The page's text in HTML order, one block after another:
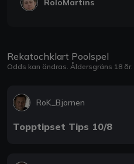
RoloMartins
Rekatochklart Poolspel
Odds kan ändras. Åldersgräns 18 år.
RoK_Bjornen
Topptipset Tips 10/8